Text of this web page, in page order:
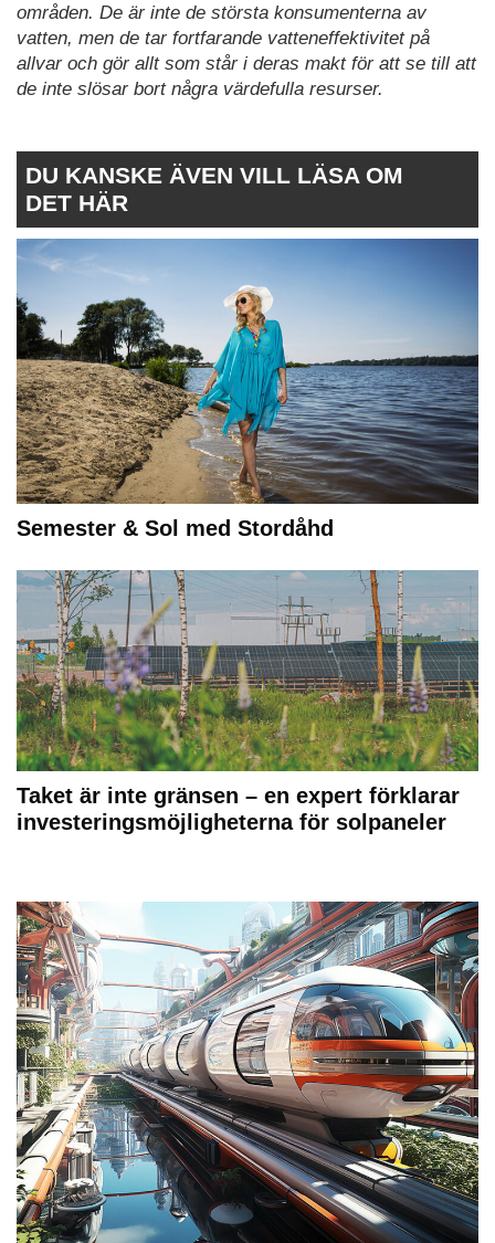
områden. De är inte de största konsumenterna av
vatten, men de tar fortfarande vatteneffektivitet på
allvar och gör allt som står i deras makt för att se till att
de inte slösar bort några värdefulla resurser.
DU KANSKE ÄVEN VILL LÄSA OM
DET HÄR
Semester & Sol med Stordåhd
Taket är inte gränsen – en expert förklarar
investeringsmöjligheterna för solpaneler